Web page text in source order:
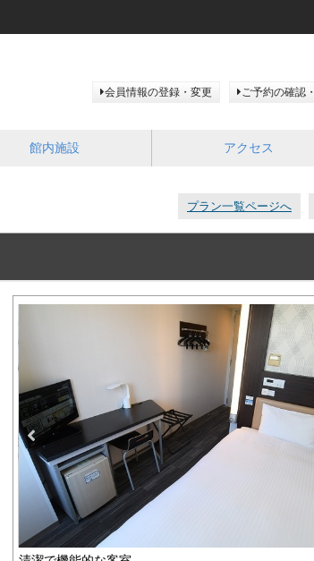
会員情報の登録・変更 ご予約の確認
館内施設 アクセス
プラン一覧ページへ